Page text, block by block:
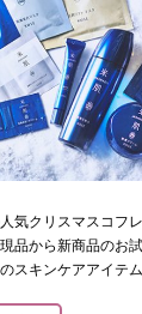
気クリスマスコフ
品から新商品のお
スキンケアアイテ